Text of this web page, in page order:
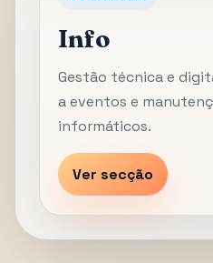
Info
Gestão técnica e
a eventos e
informáticos.
Ver secção